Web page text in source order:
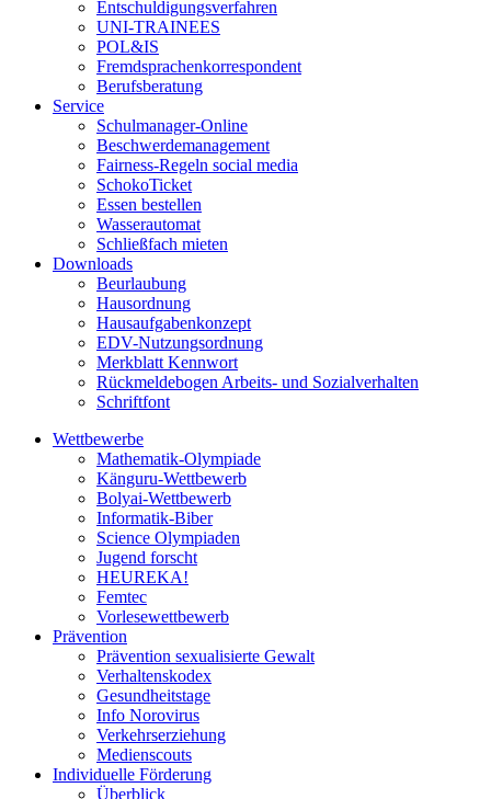
Entschuldigungsverfahren
UNI-TRAINEES
POL&IS
Fremdsprachenkorrespondent
Berufsberatung
Service
Schulmanager-Online
Beschwerdemanagement
Fairness-Regeln social media
SchokoTicket
Essen bestellen
Wasserautomat
Schließfach mieten
Downloads
Beurlaubung
Hausordnung
Hausaufgabenkonzept
EDV-Nutzungsordnung
Merkblatt Kennwort
Rückmeldebogen Arbeits- und Sozialverhalten
Schriftfont
Wettbewerbe
Mathematik-Olympiade
Känguru-Wettbewerb
Bolyai-Wettbewerb
Informatik-Biber
Science Olympiaden
Jugend forscht
HEUREKA!
Femtec
Vorlesewettbewerb
Prävention
Prävention sexualisierte Gewalt
Verhaltenskodex
Gesundheitstage
Info Norovirus
Verkehrserziehung
Medienscouts
Individuelle Förderung
Überblick